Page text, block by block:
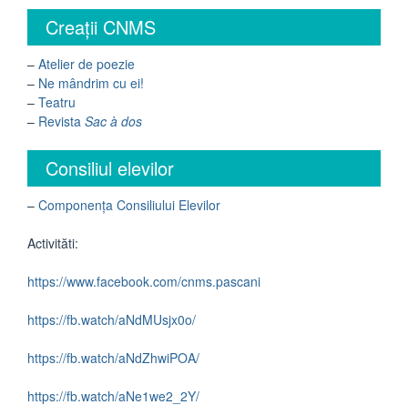
Creații CNMS
– Atelier de poezie
– Ne mândrim cu ei!
– Teatru
– Revista Sac à dos
Consiliul elevilor
– Componența Consiliului Elevilor
Activităti:
https://www.facebook.com/cnms.pascani
https://fb.watch/aNdMUsjx0o/
https://fb.watch/aNdZhwiPOA/
https://fb.watch/aNe1we2_2Y/